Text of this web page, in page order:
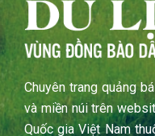
Chuyên trang quảng
và miền núi trên
Quốc gia Việt Nam